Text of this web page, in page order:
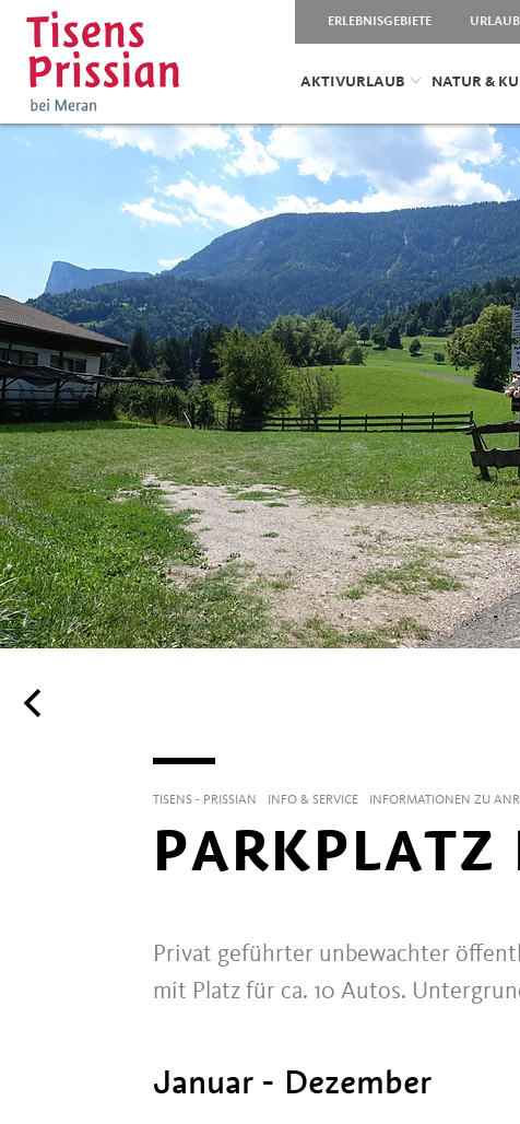
ERLEBNISGEBIETE
AKTIVURLAUB NATUR &
TISENS - PRISSIAN INFO & SERVICE INFORMATIONEN ZU
PARKPLATZ
Privat geführter unbewachter
mit Platz für ca. 10 Autos.
Januar - Dezember